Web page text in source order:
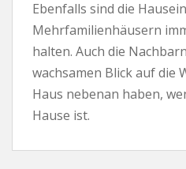
Ebenfalls sind die
Mehrfamilienhäusern
halten. Auch die
wachsamen Blick auf die
Haus nebenan haben,
Hause ist.